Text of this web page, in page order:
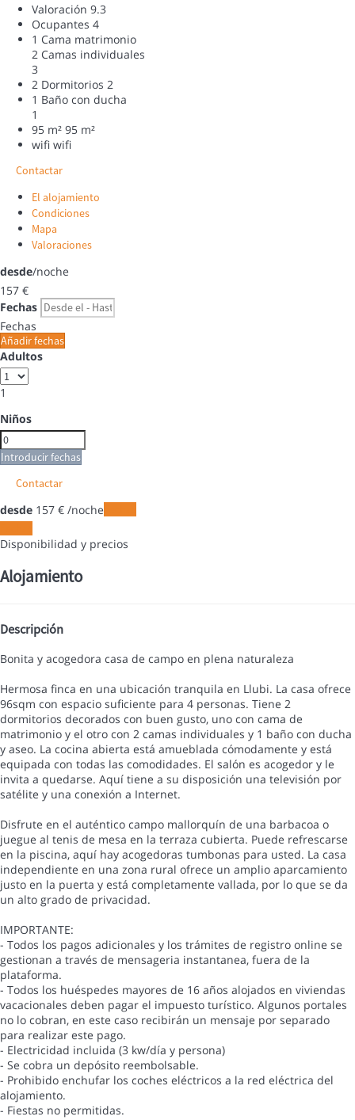
Valoración 9.3
Ocupantes 4
1 Cama matrimonio
2 Camas individuales
3
2 Dormitorios 2
1 Baño con ducha
1
95 m² 95 m²
wifi wifi
Contactar
El alojamiento
Condiciones
Mapa
Valoraciones
desde/noche
157 €
Fechas
Fechas
Añadir fechas
Adultos
1
Niños
Introducir fechas
Contactar
desde 157 € /noche
Disponibilidad y precios
Alojamiento
Descripción
Bonita y acogedora casa de campo en plena naturaleza
Hermosa finca en una ubicación tranquila en Llubi. La casa ofrece
96sqm con espacio suficiente para 4 personas. Tiene 2
dormitorios decorados con buen gusto, uno con cama de
matrimonio y el otro con 2 camas individuales y 1 baño con ducha
y aseo. La cocina abierta está amueblada cómodamente y está
equipada con todas las comodidades. El salón es acogedor y le
invita a quedarse. Aquí tiene a su disposición una televisión por
satélite y una conexión a Internet.
Disfrute en el auténtico campo mallorquín de una barbacoa o
juegue al tenis de mesa en la terraza cubierta. Puede refrescarse
en la piscina, aquí hay acogedoras tumbonas para usted. La casa
independiente en una zona rural ofrece un amplio aparcamiento
justo en la puerta y está completamente vallada, por lo que se da
un alto grado de privacidad.
IMPORTANTE:
- Todos los pagos adicionales y los trámites de registro online se
gestionan a través de mensageria instantanea, fuera de la
plataforma.
- Todos los huéspedes mayores de 16 años alojados en viviendas
vacacionales deben pagar el impuesto turístico. Algunos portales
no lo cobran, en este caso recibirán un mensaje por separado
para realizar este pago.
- Electricidad incluida (3 kw/día y persona)
- Se cobra un depósito reembolsable.
- Prohibido enchufar los coches eléctricos a la red eléctrica del
alojamiento.
- Fiestas no permitidas.